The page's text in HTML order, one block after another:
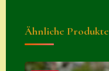
Ähnliche Produkte